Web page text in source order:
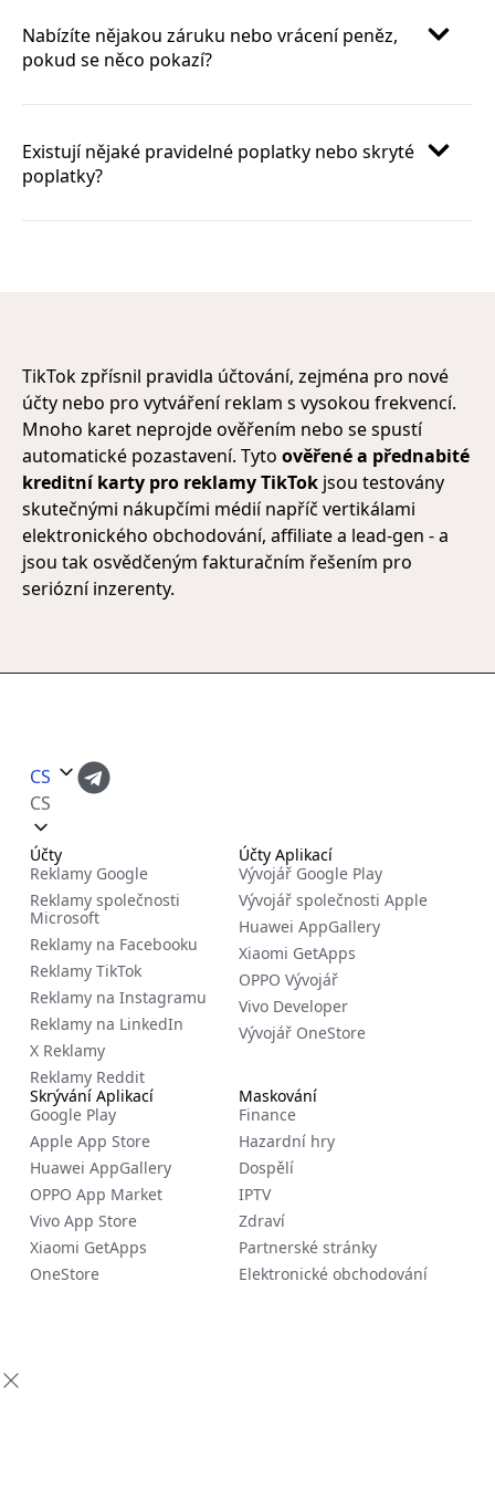
Nabízíte nějakou záruku nebo vrácení peněz,
pokud se něco pokazí?
Existují nějaké pravidelné poplatky nebo skryté
poplatky?
TikTok zpřísnil pravidla účtování, zejména pro nové
účty nebo pro vytváření reklam s vysokou frekvencí.
Mnoho karet neprojde ověřením nebo se spustí
automatické pozastavení. Tyto ověřené a přednabité
kreditní karty pro reklamy TikTok jsou testovány
skutečnými nákupčími médií napříč vertikálami
elektronického obchodování, affiliate a lead-gen - a
jsou tak osvědčeným fakturačním řešením pro
seriózní inzerenty.
CS
CS
Účty
Reklamy Google
Reklamy společnosti
Microsoft
Reklamy na Facebooku
Reklamy TikTok
Reklamy na Instagramu
Reklamy na LinkedIn
X Reklamy
Reklamy Reddit
Maskování
Finance
Hazardní hry
Dospělí
IPTV
Zdraví
Partnerské stránky
Elektronické obchodování
Účty Aplikací
Vývojář Google Play
Vývojář společnosti Apple
Huawei AppGallery
Xiaomi GetApps
OPPO Vývojář
Vivo Developer
Vývojář OneStore
Skrývání Aplikací
Google Play
Apple App Store
Huawei AppGallery
OPPO App Market
Vivo App Store
Xiaomi GetApps
OneStore